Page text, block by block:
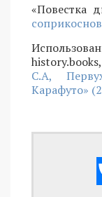
«Повестка
С.А,
Карафуто»